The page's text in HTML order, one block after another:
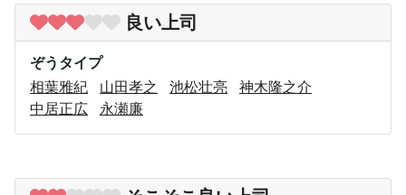
良い上司
ぞうタイプ
相葉雅紀
山田孝之 池松壮亮
神木隆之介
中居正広
永瀬廉